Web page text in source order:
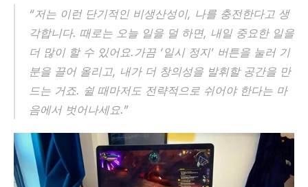
“저는 이런 단기적인 비생산성이, 나를 충전한다고 생
각합니다. 때로는 오늘 일을 덜 하면, 내일 중요한 일을
더 많이 할 수 있어요.가끔 ‘일시 정지’ 버튼을 눌러 기
분을 끌어 올리고, 내가 더 창의성을 발휘할 공간을 만
드는 거죠. 쉴 때마저도 전략적으로 쉬어야 한다는 마
음에서 벗어나세요.”